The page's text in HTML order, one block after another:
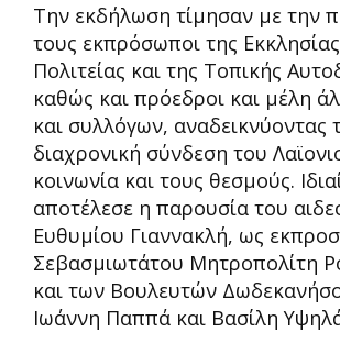
Την εκδήλωση τίμησαν με την
τους εκπρόσωποι της
Πολιτείας και της Τοπικής
καθώς και πρόεδροι και μέλη
και συλλόγων, αναδεικνύοντας
διαχρονική σύνδεση του
κοινωνία και τους θεσμούς.
αποτέλεσε η παρουσία του
Ευθυμίου Γιαννακλή, ως
Σεβασμιωτάτου Μητροπολίτη
και των Βουλευτών
Ιωάννη Παππά και Βασίλη